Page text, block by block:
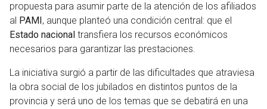
propuesta para asumir parte de la atención de los afiliados
al PAMI , aunque planteó una condición central: que el
Estado nacional transfiera los recursos económicos
necesarios para garantizar las prestaciones.
La iniciativa surgió a partir de las dificultades que atraviesa
la obra social de los jubilados en distintos puntos de la
provincia y será uno de los temas que se debatirá en una